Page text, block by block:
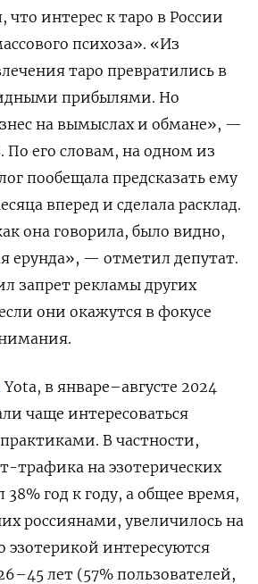
интерес к таро в России
психоза». «Из
таро превратились в
прибылями. Но
на вымыслах и обмане», —
По его словам, на одном из
пообещала предсказать ему
вперед и сделала расклад.
она говорила, было видно,
ерунда», — отметил депутат.
запрет рекламы других
они окажутся в фокусе
Yota, в январе–августе 2024
чаще интересоваться
В частности,
трафика на эзотерических
38% год к году, а общее время,
россиянами, увеличилось на
эзотерикой интересуются
лет (57% пользователей,